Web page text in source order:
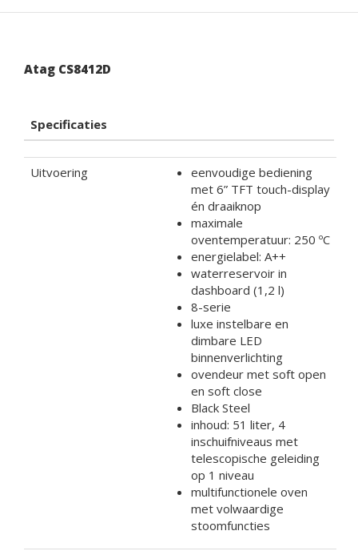
Atag CS8412D
Specificaties
Uitvoering
eenvoudige bediening
met 6” TFT touch-display
én draaiknop
maximale
oventemperatuur: 250 ºC
energielabel: A++
waterreservoir in
dashboard (1,2 l)
8-serie
luxe instelbare en
dimbare LED
binnenverlichting
ovendeur met soft open
en soft close
Black Steel
inhoud: 51 liter, 4
inschuifniveaus met
telescopische geleiding
op 1 niveau
multifunctionele oven
met volwaardige
stoomfuncties